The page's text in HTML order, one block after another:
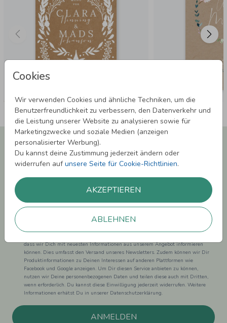
Cookies
Wir verwenden Cookies und ähnliche Techniken, um die
Benutzerfreundlichkeit zu verbessern, den Datenverkehr und
die Leistung unserer Website zu analysieren sowie für
Marketingzwecke und soziale Medien (anzeigen
personalisierter Werbung).
Du kannst deine Zustimmung jederzeit ändern oder
widerrufen aufunsere Seite für Cookie-Richtlinien.
AKZEPTIEREN
ABLEHNEN
Newsletter abonnieren und 5,00 € Rabatt**
sichern!
Melde Dich zu unserem Newsletter an und bleibe auf dem
Laufenden.
dass wir Dich mit neuesten Informationen aus unserem Angebot informieren
können. Dies umfasst den Versand unseres Newsletters. Zudem können wir Dir
Produktinformationen zu Deinen Interessen auf anderen Plattformen wie
Facebook und Google anzeigen. Um Dir diesen Service anbieten zu können,
nutzen wir Deine personenbezogenen Daten und teilen diese auch mit Dritten,
wenn erforderlich. Du kannst diese Einwilligung jederzeit widerrufen. Weitere
Informationen erhätst Du in unserer Datenschutzerklärung.
ANMELDEN